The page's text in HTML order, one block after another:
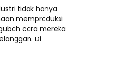
tidak hanya
memproduksi
cara mereka
Di